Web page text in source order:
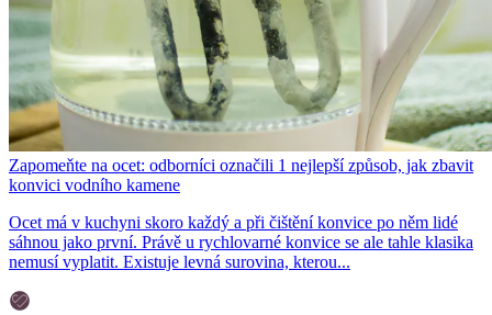
Zapomeňte na ocet: odborníci označili 1 nejlepší způsob, jak zbavit
konvici vodního kamene
Ocet má v kuchyni skoro každý a při čištění konvice po něm lidé
sáhnou jako první. Právě u rychlovarné konvice se ale tahle klasika
nemusí vyplatit. Existuje levná surovina, kterou...